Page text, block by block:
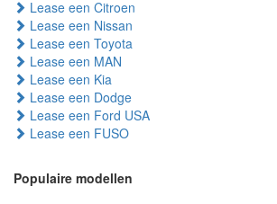
Lease een Citroen
Lease een Nissan
Lease een Toyota
Lease een MAN
Lease een Kia
Lease een Dodge
Lease een Ford USA
Lease een FUSO
Populaire modellen